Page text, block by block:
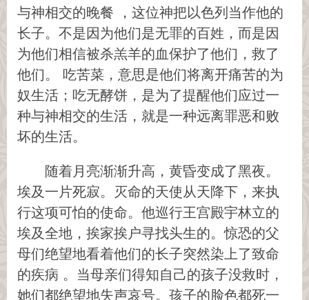
与神相交的晚餐 ，这位神把以色列当作他的
长子。不是因为他们是无罪的百姓，而是因
为他们相信被杀羔羊的血保护了他们，救了
他们。 吃苦菜，意思是他们将离开痛苦的为
奴生活；吃无酵饼，是为了提醒他们应过一
种与神相交的生活，就是一种远离罪恶和败
坏的生活。
随着月亮渐渐升高，黄昏变成了黑夜。
埃及一片死寂。灭命的天使从天降下，来执
行这项可怕的使命。他巡行王宫殿宇林立的
埃及全地，挨家挨户寻找头生的。惊恐的父
母们绝望地看着他们的长子突然染上了致命
的疾病 。当母亲们得知自己的孩子没救时，
她们都绝望地失声哀号。孩子的脸色都死一